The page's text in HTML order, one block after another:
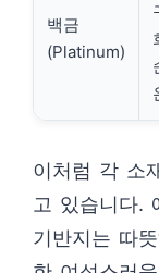
백금
(Platinum)
이처럼 각 소
고 있습니다.
기반지는 따